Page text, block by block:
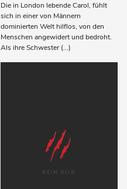
Die in London lebende Carol, fühlt
sich in einer von Männern
dominierten Welt hilflos, von den
Menschen angewidert und bedroht.
Als ihre Schwester (...)